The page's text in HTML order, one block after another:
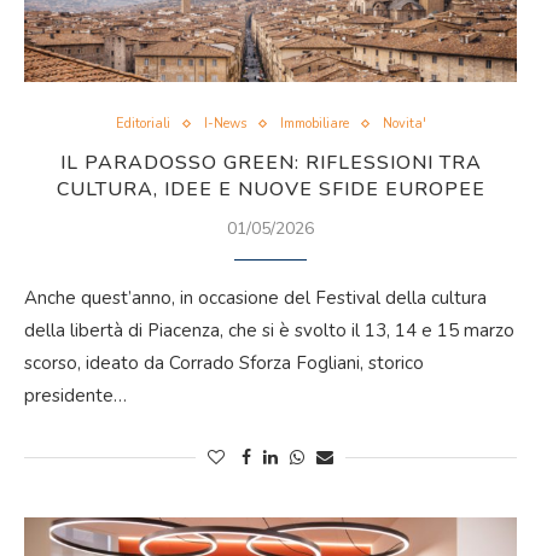
Editoriali I-News Immobiliare Novita'
IL PARADOSSO GREEN: RIFLESSIONI TRA
CULTURA, IDEE E NUOVE SFIDE EUROPEE
01/05/2026
Anche quest’anno, in occasione del Festival della cultura
della libertà di Piacenza, che si è svolto il 13, 14 e 15 marzo
scorso, ideato da Corrado Sforza Fogliani, storico
presidente…